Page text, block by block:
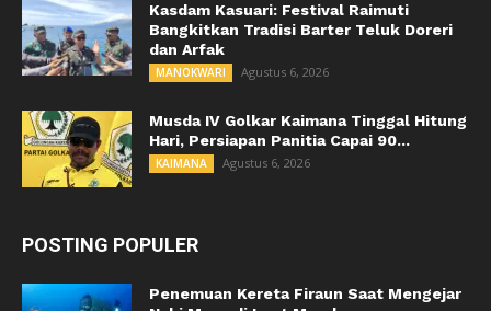
Kasdam Kasuari: Festival Raimuti
Bangkitkan Tradisi Barter Teluk Doreri
dan Arfak
MANOKWARI Agustus 6, 2026
Musda IV Golkar Kaimana Tinggal Hitung
Hari, Persiapan Panitia Capai 90...
KAIMANA Agustus 6, 2026
POSTING POPULER
Penemuan Kereta Firaun Saat Mengejar